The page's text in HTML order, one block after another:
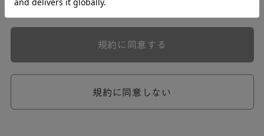
弊社が一連のサービスを提供するにあたり、本規約のほ
ら個別規定はその名称のいかんに関わらず、本規約の一部
めが優先されるものとします。
規約に同意しない
規約に同意する